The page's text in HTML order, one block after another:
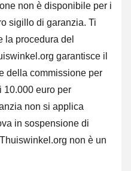
non è disponibile per i
sigillo di garanzia. Ti
la procedura del
garantisce il
della commissione per
10.000 euro per
non si applica
in sospensione di
non è un